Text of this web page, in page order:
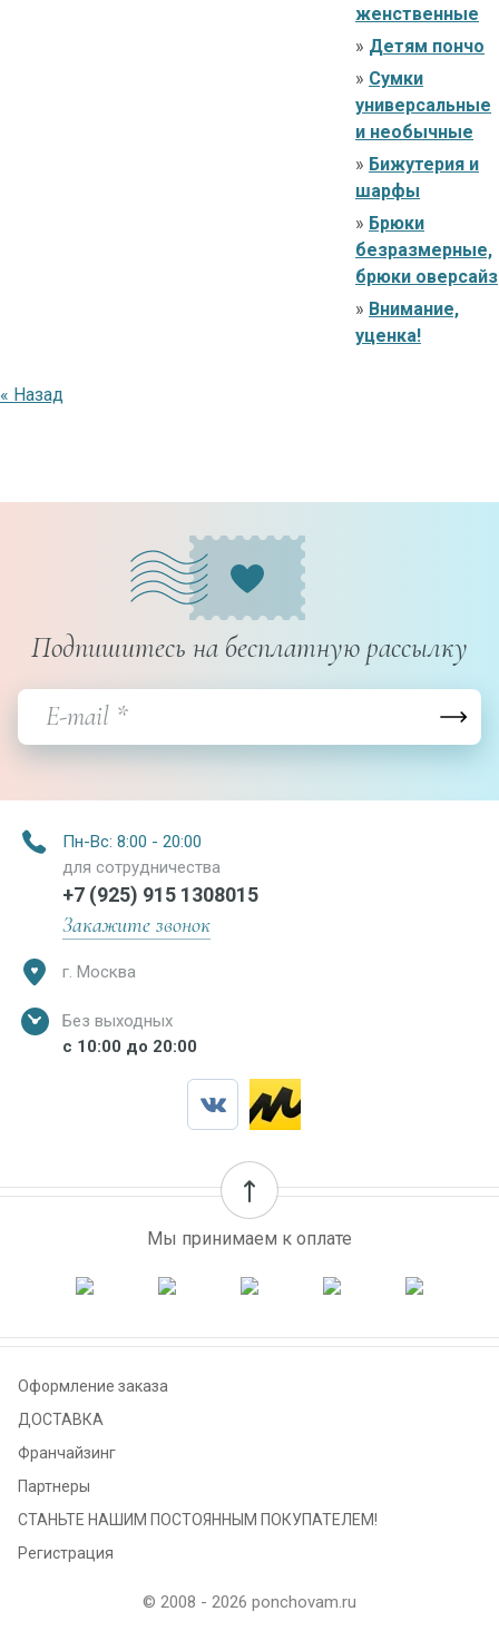
женственные
» Детям пончо
» Сумки
универсальные
и необычные
» Бижутерия и
шарфы
» Брюки
безразмерные,
брюки оверсайз
» Внимание,
уценка!
« Назад
Подпишитесь на бесплатную рассылку
Пн-Вс: 8:00 - 20:00
для сотрудничества
+7 (925) 915 1308015
Закажите звонок
г. Москва
Без выходных
с 10:00 до 20:00
Мы принимаем к оплате
Оформление заказа
ДОСТАВКА
Франчайзинг
Партнеры
СТАНЬТЕ НАШИМ ПОСТОЯННЫМ ПОКУПАТЕЛЕМ!
Регистрация
© 2008 - 2026 ponchovam.ru